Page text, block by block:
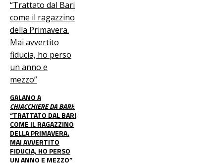
GALANO A
CHIACCHIERE DA BARI:
“TRATTATO DAL BARI
COME IL RAGAZZINO
DELLA PRIMAVERA.
MAI AVVERTITO
FIDUCIA, HO PERSO
UN ANNO E MEZZO”